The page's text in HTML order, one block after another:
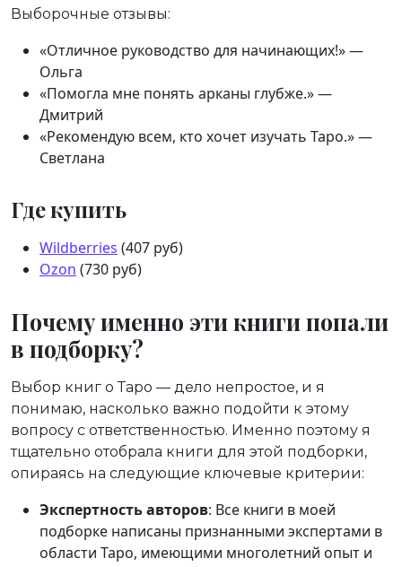
Выборочные отзывы:
«Отличное руководство для начинающих!» —
Ольга
«Помогла мне понять арканы глубже.» —
Дмитрий
«Рекомендую всем, кто хочет изучать Таро.» —
Светлана
Где купить
Wildberries (407 руб)
Ozon (730 руб)
Почему именно эти книги попали
в подборку?
Выбор книг о Таро — дело непростое, и я
понимаю, насколько важно подойти к этому
вопросу с ответственностью. Именно поэтому я
тщательно отобрала книги для этой подборки,
опираясь на следующие ключевые критерии:
Экспертность авторов: Все книги в моей
подборке написаны признанными экспертами в
области Таро, имеющими многолетний опыт и